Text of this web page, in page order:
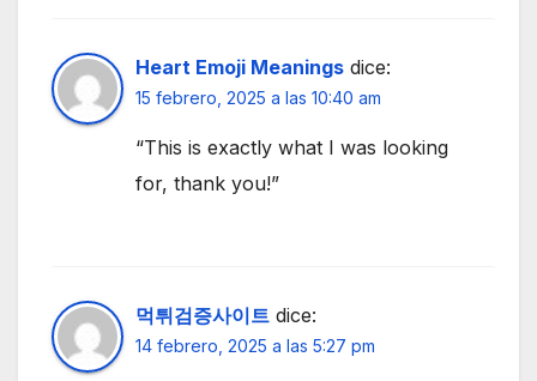
Heart Emoji Meanings dice:
15 febrero, 2025 a las 10:40 am
“This is exactly what I was looking
for, thank you!”
먹튀검증사이트 dice:
14 febrero, 2025 a las 5:27 pm